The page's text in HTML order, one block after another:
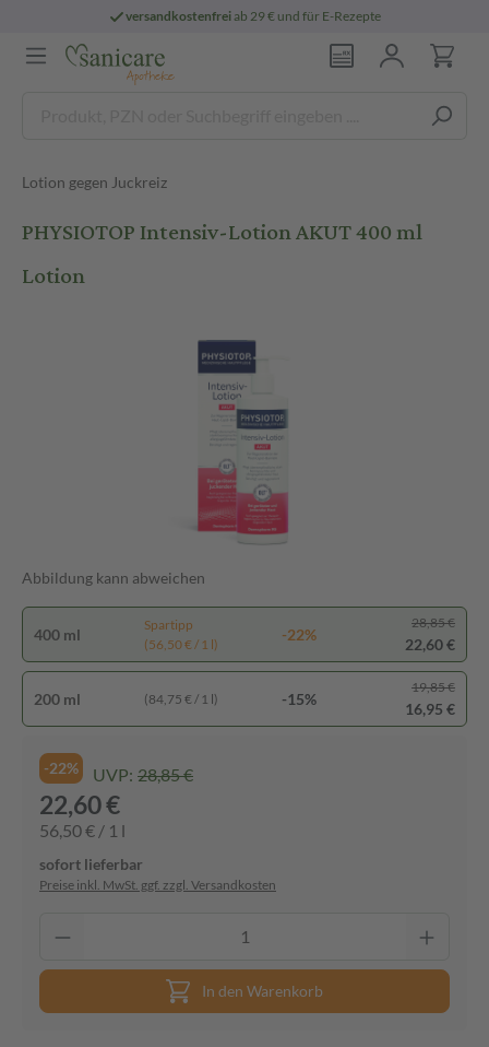
versandkostenfreiab 29 € und für E-Rezepte
Lotion gegen Juckreiz
PHYSIOTOP Intensiv-Lotion AKUT 400 ml
Lotion
Abbildung kann abweichen
400 ml
Spartipp
(56,50 € / 1 l)
-22%
28,85 €
22,60 €
200 ml (84,75 € / 1 l) -15%
19,85 €
16,95 €
-22% UVP: 28,85 €
22,60 €
56,50 € / 1 l
sofort lieferbar
Preise inkl. MwSt. ggf. zzgl. Versandkosten
In den Warenkorb